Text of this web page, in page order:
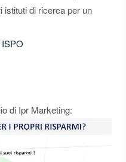
istituti di ricerca per un
di Ipr Marketing: